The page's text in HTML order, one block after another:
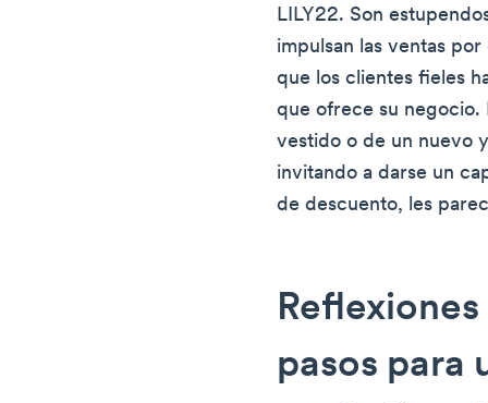
LILY22. Son
impulsan las ventas
que los clientes fieles
que ofrece su negocio.
vestido o de un nuevo
invitando a darse un
de descuento, les
pasos para